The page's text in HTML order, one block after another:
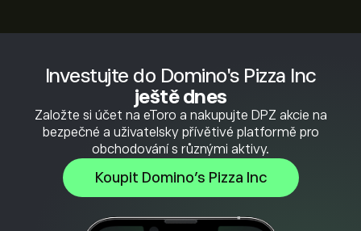
Investujte do Domino's Pizza Inc
ještě dnes
Založte si účet na eToro a nakupujte DPZ akcie na
bezpečné a uživatelsky přívětivé platformě pro
obchodování s různými aktivy.
Koupit Domino's Pizza Inc